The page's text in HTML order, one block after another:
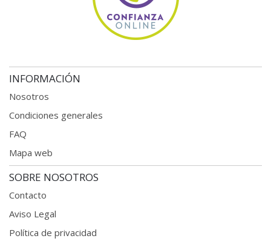
INFORMACIÓN
Nosotros
Condiciones generales
FAQ
Mapa web
SOBRE NOSOTROS
Contacto
Aviso Legal
Política de privacidad